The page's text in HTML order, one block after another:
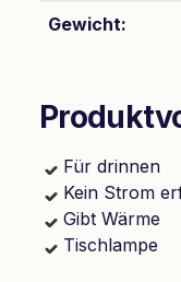
Gewicht:
Für drinnen
Kein Strom
Gibt Wärme
Tischlampe